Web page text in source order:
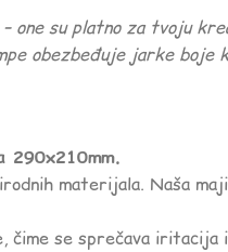
– one su platno za tvoju
obezbeđuje jarke boje
materijala. Naša
čime se sprečava iritacija